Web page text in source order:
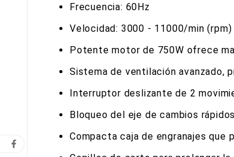
Frecuencia: 60Hz
Velocidad: 3000 - 11000/min (rpm)
Potente motor de 750W ofrece
Sistema de ventilación avanzado,
Interruptor deslizante de 2
Bloqueo del eje de cambios
Compacta caja de engranajes que